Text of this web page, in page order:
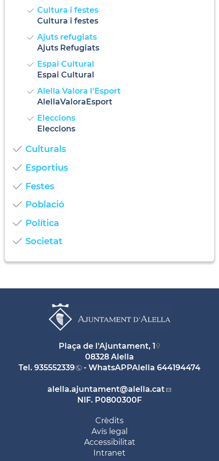
Cultura i festes
Cultura i festes
Ajuts refugiats
Ajuts Refugiats
Espai Cultural
Espai Cultural
Alella Valora l'Esport
AlellaValoraEsport
Eleccions
Eleccions
Culturals
Esportius
Festes
Població
Política
Societat
Plaça de l'Ajuntament, 1
08328 Alella
Tel. 935552339 - WhatsAPPAlella 644194474
alella.ajuntament@alella.cat
NIF. P0800300F
Crèdits
Avís legal
Accessibilitat
Intranet